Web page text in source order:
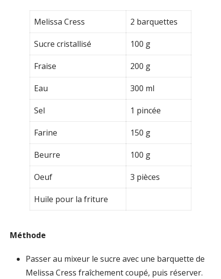
Melissa Cress 2 barquettes
Sucre cristallisé 100 g
Fraise 200 g
Eau 300 ml
Sel 1 pincée
Farine 150 g
Beurre 100 g
Oeuf 3 pièces
Huile pour la friture
Méthode
Passer au mixeur le sucre avec une barquette de
Melissa Cress fraîchement coupé, puis réserver.